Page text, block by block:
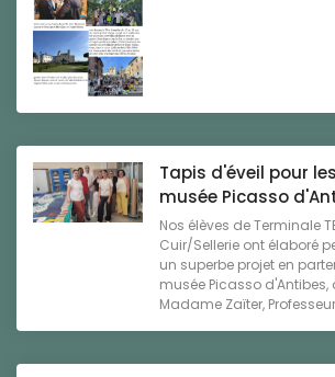
Tapis d'éveil pour
musée Picasso
Nos élèves de Terminale
Cuir/Sellerie ont élaboré
un superbe projet en
musée Picasso
Madame Zaïter,